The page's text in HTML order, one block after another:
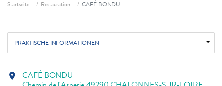
Startseite Restauration CAFÉ BONDU
PRAKTISCHE INFORMATIONEN
location_on CAFÉ BONDU